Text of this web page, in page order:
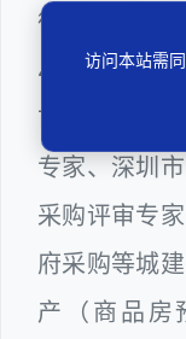
衡（深圳）
市某区建筑
专家、深圳
采购评审专
府采购等城
产（商品房
访问本站需